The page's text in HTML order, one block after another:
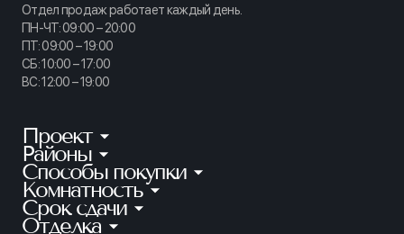
Отдел продаж работает каждый день.
ПН-ЧТ: 09:00 – 20:00
ПТ: 09:00 – 19:00
СБ: 10:00 – 17:00
ВС: 12:00 – 19:00
Проект
КИНОПАРК
ТАЙМ СКВЕР
АУРУМ
ГРАНАТ
Районы
Калининский
Приморский
Петроградский
Способы покупки
Ипотека
Рассрочка
Комнатность
Студии
Срок сдачи
Готовые квартиры
Отделка